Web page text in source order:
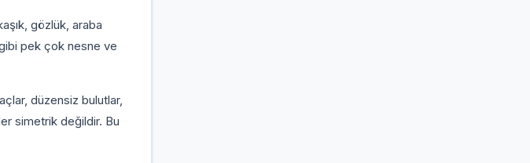
gözlük, araba
pek çok nesne ve
düzensiz bulutlar,
simetrik değildir. Bu